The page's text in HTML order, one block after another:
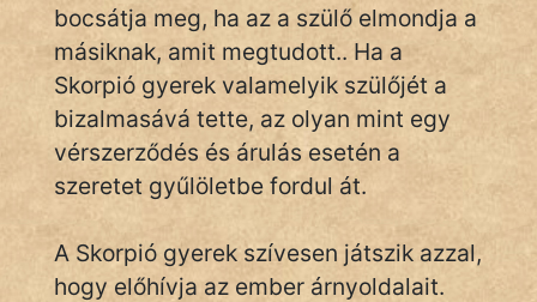
bocsátja meg, ha az a szülő elmondja a
másiknak, amit megtudott.. Ha a
Skorpió gyerek valamelyik szülőjét a
bizalmasává tette, az olyan mint egy
vérszerződés és árulás esetén a
szeretet gyűlöletbe fordul át.
A Skorpió gyerek szívesen játszik azzal,
hogy előhívja az ember árnyoldalait.